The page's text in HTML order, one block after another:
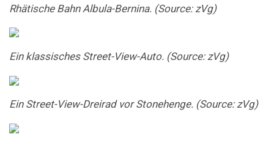
Rhätische Bahn Albula-Bernina. (Source: zVg)
Ein klassisches Street-View-Auto. (Source: zVg)
Ein Street-View-Dreirad vor Stonehenge. (Source: zVg)